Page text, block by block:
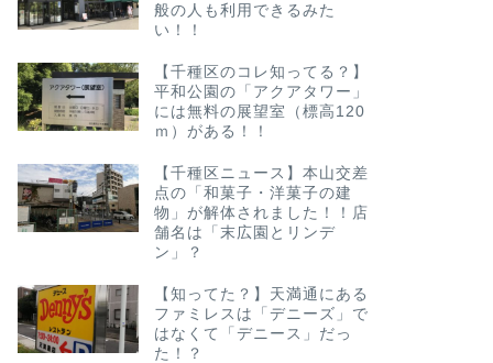
般の人も利用できるみた
い！！
【千種区のコレ知ってる？】
平和公園の「アクアタワー」
には無料の展望室（標高120
ｍ）がある！！
【千種区ニュース】本山交差
点の「和菓子・洋菓子の建
物」が解体されました！！店
舗名は「末広園とリンデ
ン」？
【知ってた？】天満通にある
ファミレスは「デニーズ」で
はなくて「デニース」だっ
た！？